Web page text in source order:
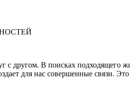
с другом. В поисках
для нас совершенные связи.